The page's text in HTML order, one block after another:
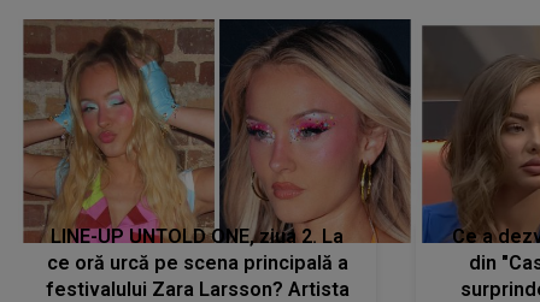
LINE-UP UNTOLD ONE, ziua 2. La
ce oră urcă pe scena principală a
festivalului Zara Larsson? Artista
Ce a
din